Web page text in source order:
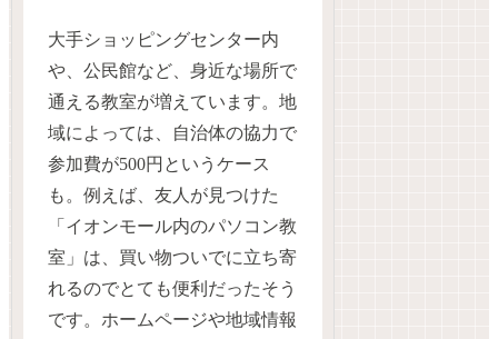
大手ショッピングセンター内
や、公民館など、身近な場所で
通える教室が増えています。地
域によっては、自治体の協力で
参加費が500円というケース
も。例えば、友人が見つけた
「イオンモール内のパソコン教
室」は、買い物ついでに立ち寄
れるのでとても便利だったそう
です。ホームページや地域情報